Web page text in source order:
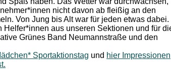
nicht davon ab fleißig an den
Von Jung bis Alt war für jeden etwas dabei.
aus unseren Sektionen und für
Grünes Band Neumannstraße und den
Sportaktionstag und hier Impressionen